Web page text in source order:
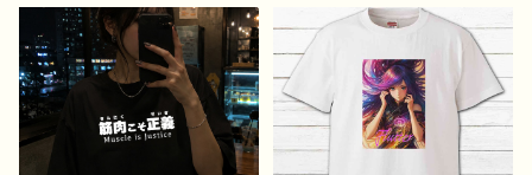
UOS OPPO ワイモバイ
ル etc. 手帳型 全機種
対応
気 イラストレーター 絵
師 クリエイター オリジ
ナル デザイン グッズ
白 半袖シャツ デザイ
ン コラボ ネタTシャツ
ノンブランド タイトル：デザ